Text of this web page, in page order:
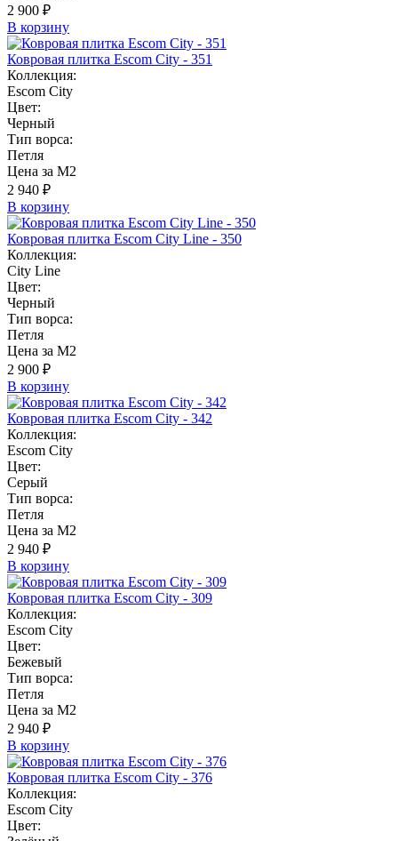
2 900 ₽
В корзину
Ковровая плитка Escom City - 351
Коллекция:
Escom City
Цвет:
Черный
Тип ворса:
Петля
Цена за М2
2 940 ₽
В корзину
Ковровая плитка Escom City Line - 350
Коллекция:
City Line
Цвет:
Черный
Тип ворса:
Петля
Цена за М2
2 900 ₽
В корзину
Ковровая плитка Escom City - 342
Коллекция:
Escom City
Цвет:
Серый
Тип ворса:
Петля
Цена за М2
2 940 ₽
В корзину
Ковровая плитка Escom City - 309
Коллекция:
Escom City
Цвет:
Бежевый
Тип ворса:
Петля
Цена за М2
2 940 ₽
В корзину
Ковровая плитка Escom City - 376
Коллекция:
Escom City
Цвет: